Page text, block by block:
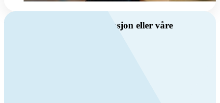
Har du spørsmål om ventilasjon eller våre